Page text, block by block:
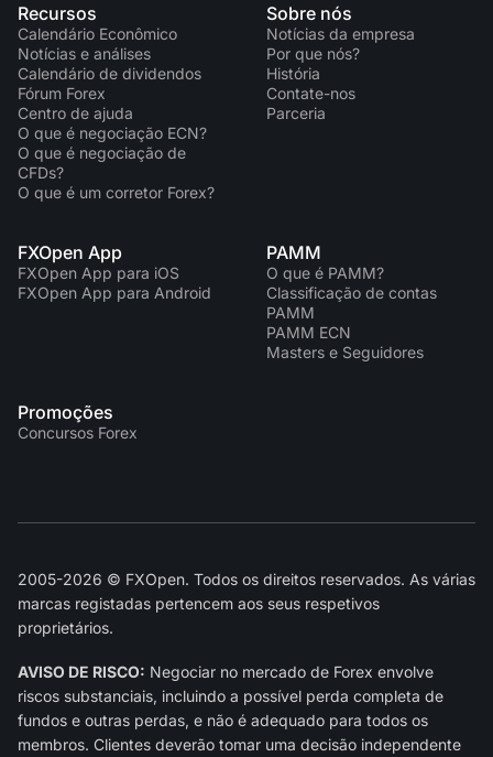
Recursos
Calendário Econômico
Notícias e análises
Calendário de dividendos
Fórum Forex
Centro de ajuda
O que é negociação ECN?
O que é negociação de
CFDs?
O que é um corretor Forex?
Sobre nós
Notícias da empresa
Por que nós?
História
Contate-nos
Parceria
FXOpen App
FXOpen App para iOS
FXOpen App para Android
PAMM
O que é PAMM?
Classificação de contas
PAMM
PAMM ECN
Masters e Seguidores
Promoções
Concursos Forex
2005-2026 © FXOpen. Todos os direitos reservados. As várias
marcas registadas pertencem aos seus respetivos
proprietários.
AVISO DE RISCO: Negociar no mercado de Forex envolve
riscos substanciais, incluindo a possível perda completa de
fundos e outras perdas, e não é adequado para todos os
membros. Clientes deverão tomar uma decisão independente